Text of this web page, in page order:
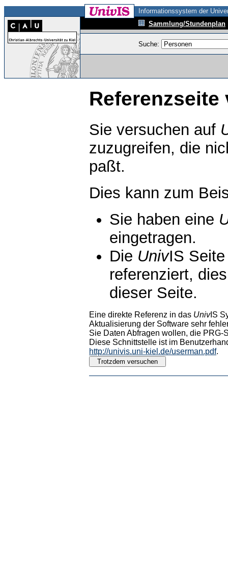
Informationssystem der
Sammlung/Stundenplan
Suche:
Referenzseite
Sie versuchen auf
zuzugreifen, die
paßt.
Dies kann zum
Sie haben eine
eingetragen.
Die UnivIS
referenziert,
dieser Seite.
Eine direkte Referenz in das UnivIS
Aktualisierung der Software sehr
Sie Daten Abfragen wollen, die PRG-
Diese Schnittstelle ist im
http://univis.uni-kiel.de/userman.pdf.